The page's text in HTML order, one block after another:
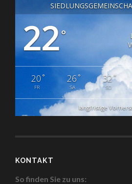
22°
20°
FR
26°
SA
32°
SO
langfristige
KONTAKT
So finden Sie zu uns: